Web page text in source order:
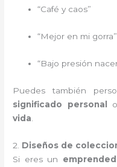
“Café y caos”
“Mejor en mi gorra”
“Bajo presión
Puedes también
significado personal
vida
2. Diseños de
Si eres un